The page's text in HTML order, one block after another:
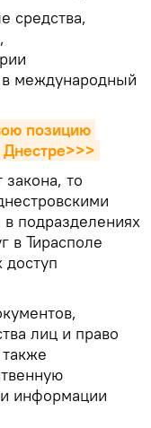
средства,
в международный
позицию
Днестре>>>
закона, то
подразделениях
в Тирасполе
лиц и право
информации